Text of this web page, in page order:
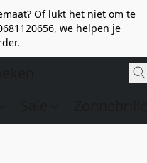
Of lukt het niet om te
we helpen je